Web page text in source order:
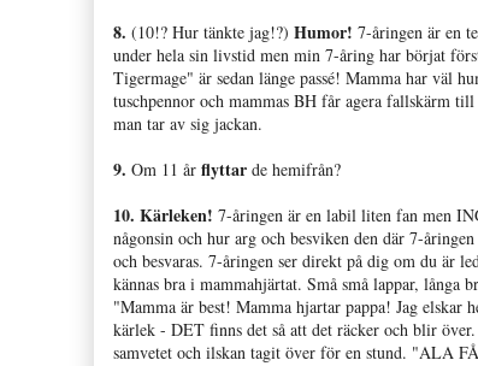
8. (10!? Hur tänkte jag!?) Humor! 7-åringen är en
under hela sin livstid men min 7-åring har börjat
Tigermage" är sedan länge passé! Mamma har väl
tuschpennor och mammas BH får agera fallskärm
man tar av sig jackan.
9. Om 11 år flyttar de hemifrån?
10. Kärleken! 7-åringen är en labil liten fan men
någonsin och hur arg och besviken den där 7-
och besvaras. 7-åringen ser direkt på dig om du är
kännas bra i mammahjärtat. Små små lappar, långa
"Mamma är best! Mamma hjartar pappa! Jag
kärlek - DET finns det så att det räcker och blir
samvetet och ilskan tagit över för en stund. "ALA